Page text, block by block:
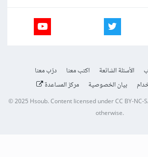
الأسئلة الشائعة اكتب معنا
درّب معنا
بيان الخصوصية مركز المساعدة
© 2025 Hsoub.Content licensed underCC BY-NC-
otherwise.